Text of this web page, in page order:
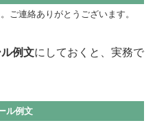
ご連絡ありがとうございます。
例文にしておくと、実務で
ル例文